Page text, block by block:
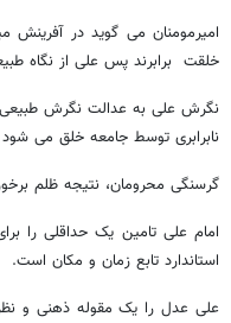
امیرمومنان می گوید در
خلقت برابرند پس علی از نگاه
نگرش علی به عدالت نگرش
نابرابری توسط جامعه خلق می
گرسنگی محرومان، نتیجه ظلم
امام علی تامین یک حداقلی را
استاندارد تابع زمان و مکان است‌.
علی عدل را یک مقوله ذهنی و